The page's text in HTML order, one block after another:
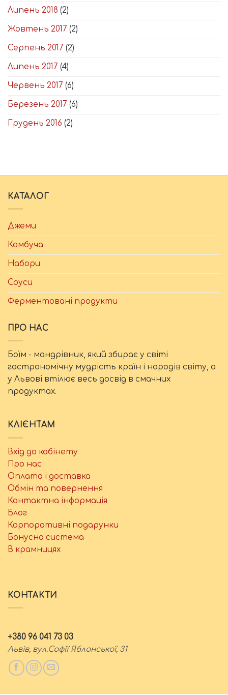
Липень 2018 (2)
Жовтень 2017 (2)
Серпень 2017 (2)
Липень 2017 (4)
Червень 2017 (6)
Березень 2017 (6)
Грудень 2016 (2)
КАТАЛОГ
Джеми
Комбуча
Набори
Соуси
Ферментовані продукти
ПРО НАС
Боїм - мандрівник, який збирає у світі
гастрономічну мудрість країн і народів світу, а
у Львові втілює весь досвід в смачних
продуктах.
КЛІЄНТАМ
Вхід до кабінету
Про нас
Оплата і доставка
Обмін та повернення
Контактна інформація
Блог
Корпоративні подарунки
Бонусна система
В крамницях
КОНТАКТИ
+380 96 041 73 03
Львів, вул.Софії Яблонської, 31